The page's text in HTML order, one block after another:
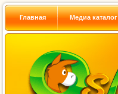
Главная Медиа каталог